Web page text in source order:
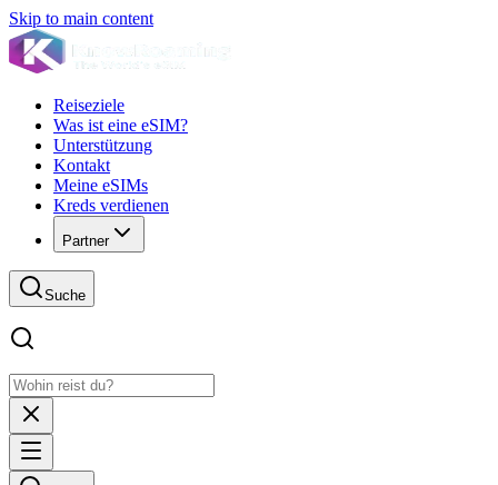
Skip to main content
Reiseziele
Was ist eine eSIM?
Unterstützung
Kontakt
Meine eSIMs
Kreds verdienen
Partner
Suche